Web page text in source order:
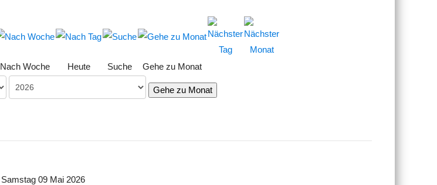
Nach Woche Heute Suche Gehe zu Monat
Gehe zu Monat
Samstag 09 Mai 2026